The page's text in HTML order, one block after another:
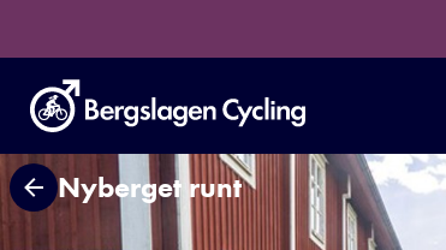
Nyberget runt